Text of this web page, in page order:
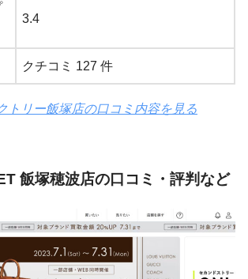
3.4
クチコミ 127 件
トリー飯塚店の口コミ内容を見る
飯塚穂波店の口コミ・評判など